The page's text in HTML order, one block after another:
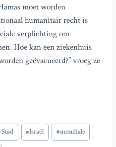
moet worden
humanitair recht is
verplichting om
Hoe kan een ziekenhuis
geëvacueerd?” vroeg ze
#Israël #mondiale